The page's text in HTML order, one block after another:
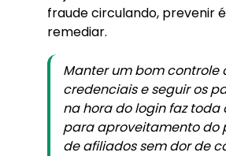
fraude circulando, prevenir
remediar.
Manter um bom controle
credenciais e seguir os
na hora do login faz toda
para aproveitamento do
de afiliados sem dor de